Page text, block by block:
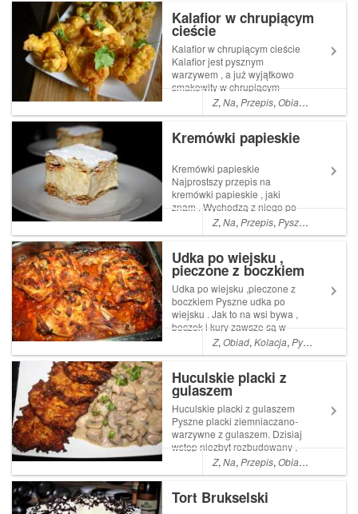
Kalafior w chrupiącym
cieście
Kalafior w chrupiącym cieście
Kalafior jest pysznym
warzywem , a już wyjątkowo
smakowity w chrupiącym
cieście . Jest to szybka
potrawa , całkowicie
części społeczność też Read
More ... Artykuł Kalafior w
chrupiącym cieście p...
Z,Na,Przepis,Obiad ,
Kremówki papieskie
Kremówki papieskie
Najprostszy przepis na
kremówki papieskie , jaki
znam . Wychodzą z niego po
prostu pyszne ,a dodatkowo
przepis ten jest naprawdę
szczególnie tym Read More ...
Artykuł Kremówki papieskie
pochodzi z serwisu ...
Z,Na,Przepis,Pyszne
Udka po wiejsku ,
pieczone z boczkiem
Udka po wiejsku ,pieczone z
boczkiem Pyszne udka po
wiejsku . Jak to na wsi bywa ,
boczek i kury zawsze są w
Z,Obiad,Kolacja,Pyszne
Huculskie placki z
gulaszem
Huculskie placki z gulaszem
Pyszne placki ziemniaczano-
warzywne z gulaszem. Dzisiaj
wstęp niezbyt rozbudowany ,
cóż nie zawsze mam wenę , a
ostatnio przytępiają ją
Read More ... Artykuł
Z,Na,Przepis,Obiad ,
Tort Brukselski